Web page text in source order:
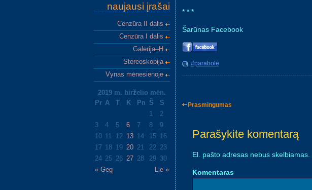
* * *
Šarūnas Facebook
#parabolė
Post navigation
Prasmingumas
Parašykite komentarą
El. pašto adresas nebus skelbiamas.
Komentaras
naujausi įrašai
Cenzūra II dalis
Cenzūra I dalis
Galerija–H
Stereoskopija
Vynas mėnesienoje
2019 m. birželio mėn.
Pr A K Pn Š S
« Geg Lie »
1
2
3
4 5 6 7 8
9
10 11 12 13 14 15
16
17 18 19 20 21 22
23
24 25 26 27 28 29 30